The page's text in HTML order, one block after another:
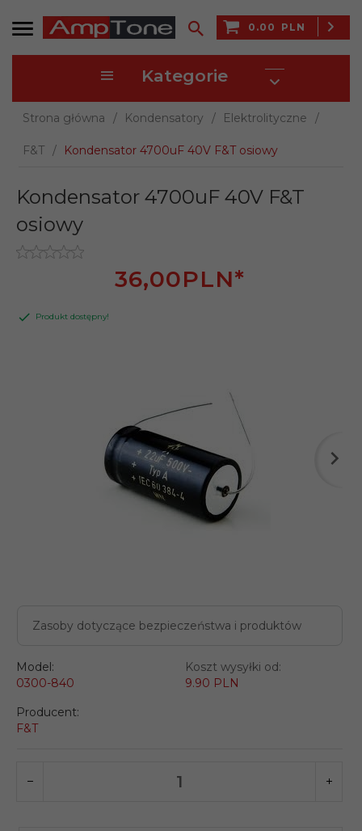
0.00 PLN
Kategorie
Strona główna Kondensatory Elektrolityczne
F&T Kondensator 4700uF 40V F&T osiowy
Zasoby dotyczące bezpieczeństwa i produktów
Kondensator 4700uF 40V F&T
osiowy
36,00PLN*
Produkt dostępny!
Model:
0300-840
Koszt wysyłki od:
9.90 PLN
Producent:
F&T